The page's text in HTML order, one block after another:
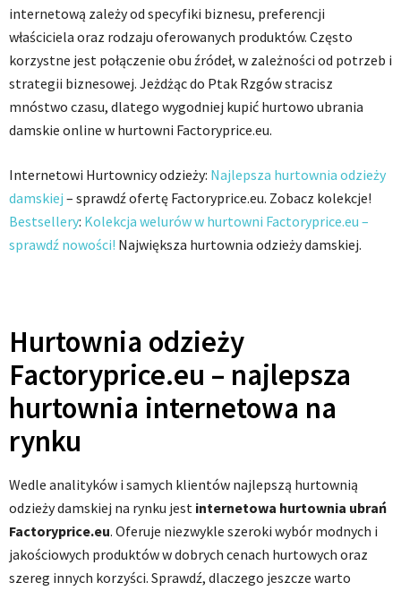
internetową zależy od specyfiki biznesu, preferencji
właściciela oraz rodzaju oferowanych produktów. Często
korzystne jest połączenie obu źródeł, w zależności od potrzeb i
strategii biznesowej. Jeżdżąc do Ptak Rzgów stracisz
mnóstwo czasu, dlatego wygodniej kupić hurtowo ubrania
damskie online w hurtowni Factoryprice.eu.
Internetowi Hurtownicy odzieży: Najlepsza hurtownia odzieży
damskiej – sprawdź ofertę Factoryprice.eu. Zobacz kolekcje!
Bestsellery: Kolekcja welurów w hurtowni Factoryprice.eu –
sprawdź nowości! Największa hurtownia odzieży damskiej.
Hurtownia odzieży
Factoryprice.eu – najlepsza
hurtownia internetowa na
rynku
Wedle analityków i samych klientów najlepszą hurtownią
odzieży damskiej na rynku jest internetowa hurtownia ubrań
Factoryprice.eu. Oferuje niezwykle szeroki wybór modnych i
jakościowych produktów w dobrych cenach hurtowych oraz
szereg innych korzyści. Sprawdź, dlaczego jeszcze warto